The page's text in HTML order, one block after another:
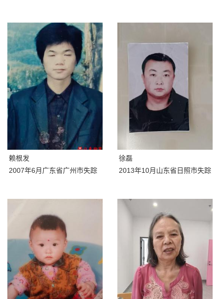
赖根发
2007年6月广东省广州市失踪
徐磊
2013年10月山东省日照市失踪